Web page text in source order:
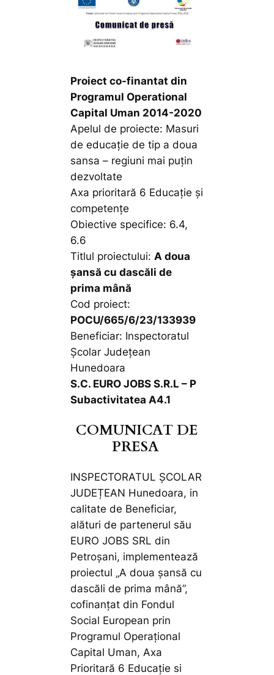
Proiect co-finantat din
Programul Operational
Capital Uman 2014-2020
Apelul de proiecte: Masuri
de educație de tip a doua
sansa – regiuni mai puțin
dezvoltate
Axa prioritară 6 Educație și
competențe
Obiective specifice: 6.4,
6.6
Titlul proiectului: A doua
șansă cu dascăli de
prima mână
Cod proiect:
POCU/665/6/23/133939
Beneficiar: Inspectoratul
Școlar Județean
Hunedoara
S.C. EURO JOBS S.R.L – P
Subactivitatea A4.1
COMUNICAT DE
PRESA
INSPECTORATUL ȘCOLAR
JUDEȚEAN Hunedoara, in
calitate de Beneficiar,
alături de partenerul său
EURO JOBS SRL din
Petroșani, implementează
proiectul „A doua șansă cu
dascăli de prima mână”,
cofinanţat din Fondul
Social European prin
Programul Operaţional
Capital Uman, Axa
Prioritară 6 Educație si